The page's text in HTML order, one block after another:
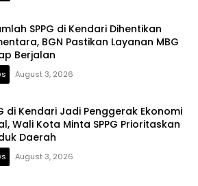
SPPG di Kendari Dihentikan
BGN Pastikan Layanan MBG
Berjalan
August 3, 2026
di Kendari Jadi Penggerak Ekonomi
Wali Kota Minta SPPG Prioritaskan
Daerah
August 3, 2026